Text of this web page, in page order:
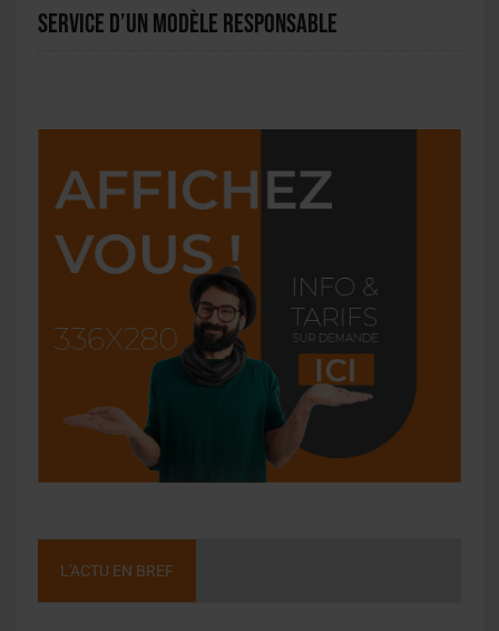
service d’un modèle responsable
L'ACTU EN BREF